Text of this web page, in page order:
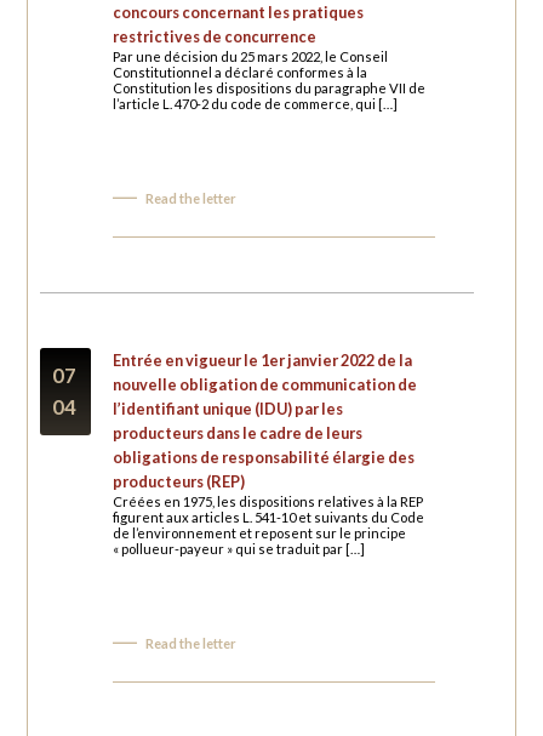
concours concernant les pratiques
restrictives de concurrence
Par une décision du 25 mars 2022, le Conseil
Constitutionnel a déclaré conformes à la
Constitution les dispositions du paragraphe VII de
l’article L. 470-2 du code de commerce, qui […]
Read the letter
07
04
Entrée en vigueur le 1er janvier 2022 de la
nouvelle obligation de communication de
l’identifiant unique (IDU) par les
producteurs dans le cadre de leurs
obligations de responsabilité élargie des
producteurs (REP)
Créées en 1975, les dispositions relatives à la REP
figurent aux articles L. 541-10 et suivants du Code
de l’environnement et reposent sur le principe
« pollueur-payeur » qui se traduit par […]
Read the letter